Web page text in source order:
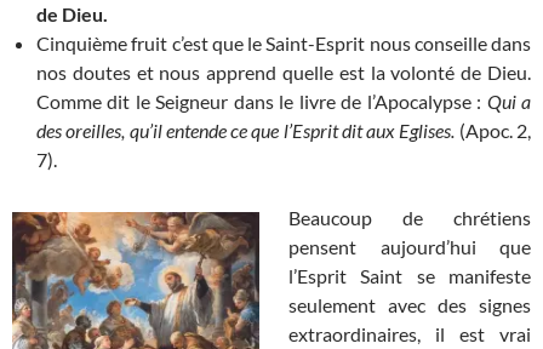
de Dieu.
Cinquième fruit c’est que le Saint-Esprit nous conseille dans
nos doutes et nous apprend quelle est la volonté de Dieu.
Comme dit le Seigneur dans le livre de l’Apocalypse : Qui a
des oreilles, qu’il entende ce que l’Esprit dit aux Eglises. (Apoc. 2,
7).
Beaucoup de chrétiens
pensent aujourd’hui que
l’Esprit Saint se manifeste
seulement avec des signes
extraordinaires, il est vrai